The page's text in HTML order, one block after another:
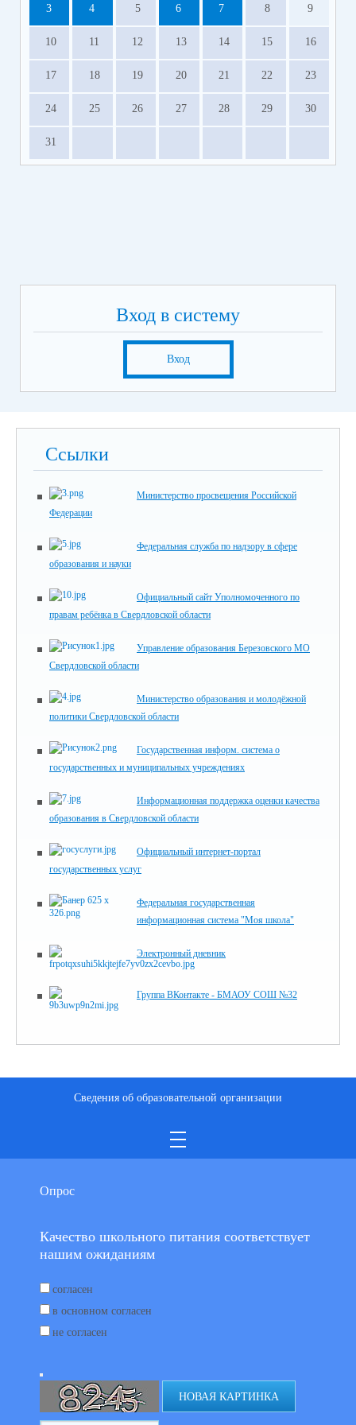
3 4 5 6 7 8 9
10 11 12 13 14 15 16
17 18 19 20 21 22 23
24 25 26 27 28 29 30
31
Вход в систему
Вход
Ссылки
Министерство просвещения Российской
Федерации
Федеральная служба по надзору в сфере
образования и науки
Официальный сайт Уполномоченного по
правам ребёнка в Свердловской области
Управление образования Березовского МО
Свердловской области
Министерство образования и молодёжной
политики Свердловской области
Государственная информ. система о
государственных и муниципальных учреждениях
Информационная поддержка оценки качества
образования в Свердловской области
Официальный интернет-портал
государственных услуг
Федеральная государственная
информационная система "Моя школа"
Электронный дневник
Группа ВКонтакте - БМАОУ СОШ №32
Сведения об образовательной организации
Опрос
Качество школьного питания соответствует
нашим ожиданиям
согласен
в основном согласен
не согласен
НОВАЯ КАРТИНКА